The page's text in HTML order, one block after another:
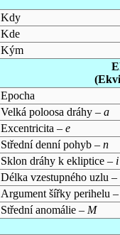
Kdy
Kde
Kým
Epocha
Velká poloosa dráhy – a
Excentricita – e
Střední denní pohyb – n
Sklon dráhy k ekliptice – i
Délka vzestupného uzlu –
Argument šířky perihelu
Střední anomálie – M